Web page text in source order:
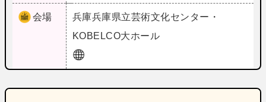
会場 兵庫兵庫県立芸術文化センター・
KOBELCO大ホール